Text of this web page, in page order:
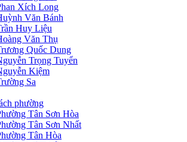
Xích Long
Văn Bánh
Huy Liệu
Văn Thụ
Quốc Dung
Trọng Tuyển
Kiệm
Sa
phường
Tân Sơn Hòa
Tân Sơn Nhất
Tân Hòa